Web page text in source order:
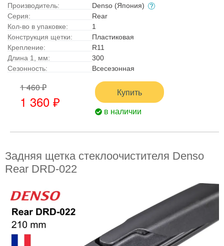
Производитель:
Denso (Япония)
Серия:
Rear
Кол-во в упаковке:
1
Конструкция щетки:
Пластиковая
Крепление:
R11
Длина 1, мм:
300
Сезонность:
Всесезонная
1 460 ₽
1 360 ₽
Купить
в наличии
Задняя щетка стеклоочистителя Denso
Rear DRD-022